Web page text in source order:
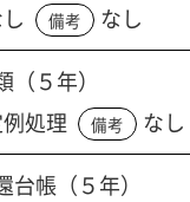
備考
なし
５年）
処理 備考
なし
帳（５年）